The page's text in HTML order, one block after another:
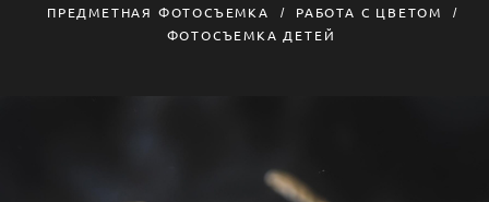
ПРЕДМЕТНАЯ ФОТОСЪЕМКА
РАБОТА С ЦВЕТОМ
ФОТОСЪЕМКА ДЕТЕЙ